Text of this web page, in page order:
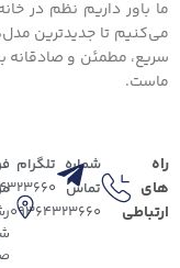
ما باور داریم نظم در
می‌کنیم تا جدیدترین
سریع، مطمئن و صادقانه
ماست.
راه
های
ارتباطی
شماره
تماس
09364323660
تلگرام